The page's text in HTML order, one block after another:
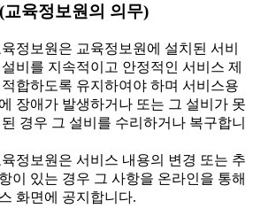
교육정보원의 의무)
정보원은 교육정보원에 설치된 서비
비를 지속적이고 안정적인 서비스 제
합하도록 유지하여야 하며 서비스용
장애가 발생하거나 또는 그 설비가 못
경우 그 설비를 수리하거나 복구합니
정보원은 서비스 내용의 변경 또는 추
이 있는 경우 그 사항을 온라인을 통해
화면에 공지합니다.